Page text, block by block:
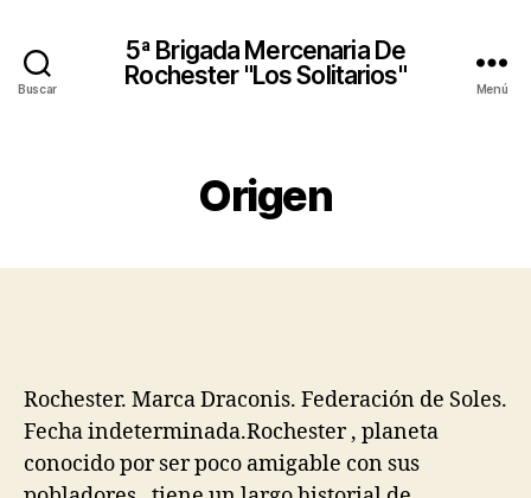
Buscar
5ª Brigada Mercenaria De
Rochester "Los Solitarios"
Menú
Origen
Rochester. Marca Draconis. Federación de Soles.
Fecha indeterminada.Rochester , planeta
conocido por ser poco amigable con sus